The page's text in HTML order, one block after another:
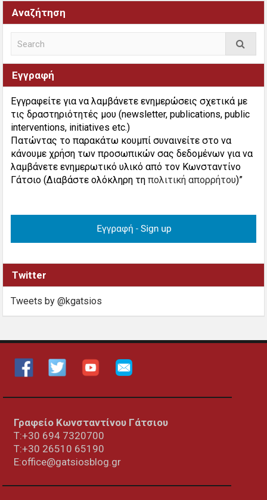
Αναζήτηση
Εγγραφή
Εγγραφείτε για να λαμβάνετε ενημερώσεις σχετικά με
τις δραστηριότητές μου (newsletter, publications, public
interventions, initiatives etc.)
Πατώντας το παρακάτω κουμπί συναινείτε στο να
κάνουμε χρήση των προσωπικών σας δεδομένων για να
λαμβάνετε ενημερωτικό υλικό από τον Κωνσταντίνο
Γάτσιο (Διαβάστε ολόκληρη τηπολιτική απορρήτου)”
Twitter
Tweets by @kgatsios
Γραφείο Κωνσταντίνου Γάτσιου
Τ:+30 694 7320700
T:+30 26510 65190
E:office@gatsiosblog.gr